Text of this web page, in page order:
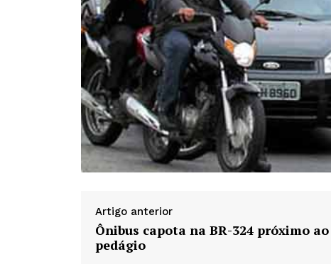
Artigo anterior
Ônibus capota na BR-324 próximo ao
pedágio